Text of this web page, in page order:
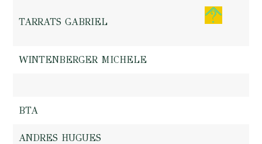
TARRATS GABRIEL
WINTENBERGER MICHELE
BTA
ANDRES HUGUES